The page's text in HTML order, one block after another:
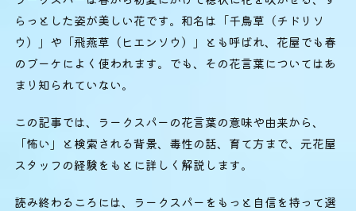
らっとした姿が美しい花です。和名は「千鳥草（チドリソ
ウ）」や「飛燕草（ヒエンソウ）」とも呼ばれ、花屋でも春
のブーケによく使われます。でも、その花言葉についてはあ
まり知られていない。
この記事では、ラークスパーの花言葉の意味や由来から、
「怖い」と検索される背景、毒性の話、育て方まで、元花屋
スタッフの経験をもとに詳しく解説します。
読み終わるころには、ラークスパーをもっと自信を持って選